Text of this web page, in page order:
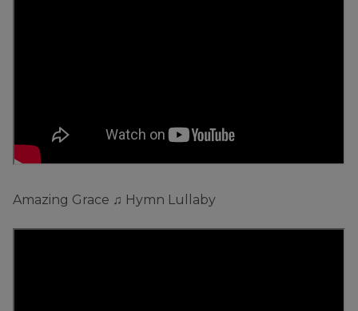
Amazing Grace ♫ Hymn Lullaby